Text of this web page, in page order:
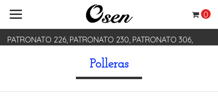
PATRONATO 226, PATRONATO 230, PATRONATO 306,
0
Polleras